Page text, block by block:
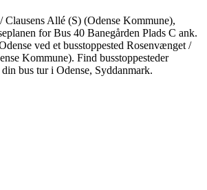
Clausens Allé (S) (Odense Kommune),
for Bus 40 Banegården Plads C ank.
ved et busstoppested Rosenvænget /
Kommune). Find busstoppesteder
bus tur i Odense, Syddanmark.